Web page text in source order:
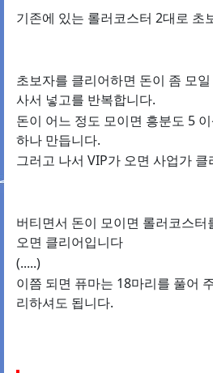
기존에 있는 롤러코스터 2대로 초
초보자를 클리어하면 돈이 좀 모
사서 넣고를 반복합니다.
돈이 어느 정도 모이면 흥분도 5
하나 만듭니다.
그러고 나서 VIP가 오면 사업가 클
버티면서 돈이 모이면 롤러코스터
오면 클리어입니다
(.....)
이쯤 되면 퓨마는 18마리를 풀어
리하셔도 됩니다.